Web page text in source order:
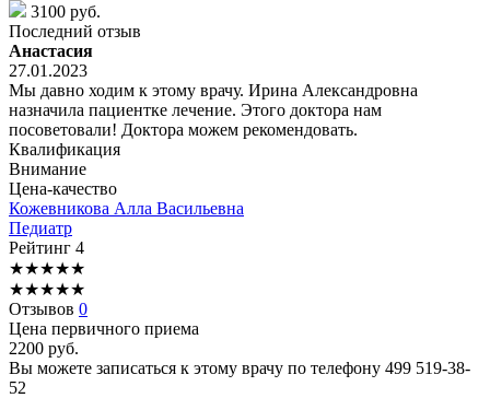
3100 руб.
Последний отзыв
Анастасия
27.01.2023
Мы давно ходим к этому врачу. Ирина Александровна
назначила пациентке лечение. Этого доктора нам
посоветовали! Доктора можем рекомендовать.
Квалификация
Внимание
Цена-качество
Кожевникова Алла Васильевна
Педиатр
Рейтинг 4
★★★★★
★★★★★
Отзывов 0
Цена первичного приема
2200 руб.
Вы можете записаться к этому врачу по телефону 499 519-38-
52